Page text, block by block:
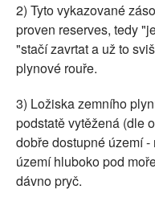
2) Tyto vykazované
proven reserves, tedy
"stačí zavrtat a už to
plynové rouře.
3) Ložiska zemního
podstatě vytěžená (dle
dobře dostupné území
území hluboko pod
dávno pryč.